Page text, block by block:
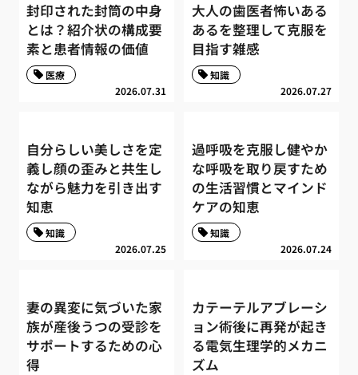
封印された封筒の中身
とは？紹介状の構成要
素と患者情報の価値
2026.07.31
医療
大人の歯医者怖いある
あるを整理して克服を
目指す雑感
2026.07.27
知識
自分らしい美しさを定
義し顔の歪みと共生し
ながら魅力を引き出す
知恵
2026.07.25
知識
過呼吸を克服し健やか
な呼吸を取り戻すため
の生活習慣とマインド
ケアの知恵
2026.07.24
知識
妻の異変に気づいた家
族が産後うつの受診を
サポートするための心
得
カテーテルアブレーシ
ョン術後に再発が起き
る電気生理学的メカニ
ズム